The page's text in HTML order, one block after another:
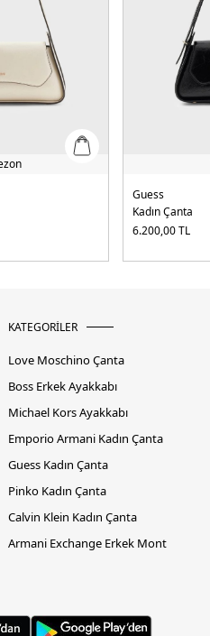
Guess
Kadın Çanta
6.200,00TL
KATEGORİLER
Love Moschino Çanta
Boss Erkek Ayakkabı
Michael Kors Ayakkabı
Emporio Armani Kadın Çanta
Guess Kadın Çanta
Pinko Kadın Çanta
Calvin Klein Kadın Çanta
Armani Exchange Erkek Mont